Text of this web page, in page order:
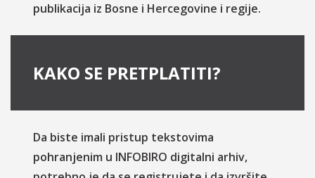
publikacija iz Bosne i Hercegovine i regije.
KAKO SE PRETPLATITI?
Da biste imali pristup tekstovima
pohranjenim u INFOBIRO digitalni arhiv,